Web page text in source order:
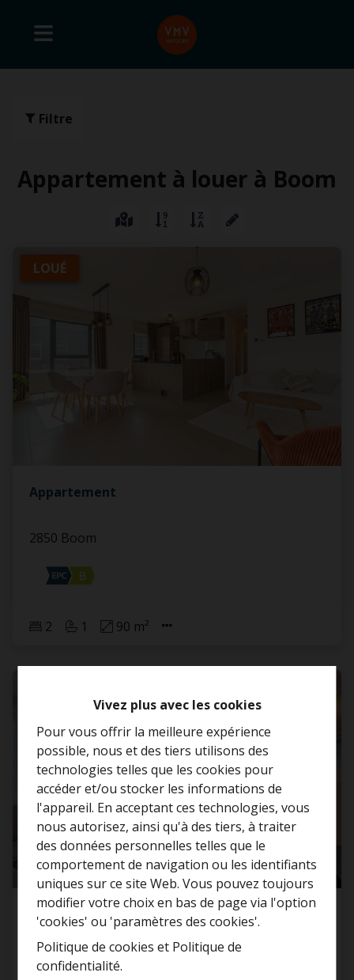
Vivez plus avec les cookies
Pour vous offrir la meilleure expérience
possible, nous et des tiers utilisons des
technologies telles que les cookies pour
accéder et/ou stocker les informations de
l'appareil. En acceptant ces technologies, vous
nous autorisez, ainsi qu'à des tiers, à traiter
des données personnelles telles que le
comportement de navigation ou les identifiants
uniques sur ce site Web. Vous pouvez toujours
modifier votre choix en bas de page via l'option
'cookies' ou 'paramètres des cookies'.
Politique de cookies et Politique de
confidentialité.
Filtre
Appartement à louer à Boom
LOUÉ
Appartement
2850 Boom
2 1 90 m²
Appartement
2850 Boom
Curieux de connaître la
valeur de votre maison ?
Estimation gratuite
Toujours être le premier